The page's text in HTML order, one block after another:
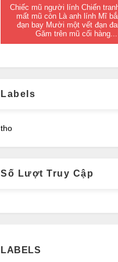
Chiếc mũ người lính Chiến
mất mũ còn Là anh lính Mĩ
đạn bay Mười một vết đạn
Găm trên mũ cối hàng...
Labels
tho
Số Lượt Truy Cập
LABELS